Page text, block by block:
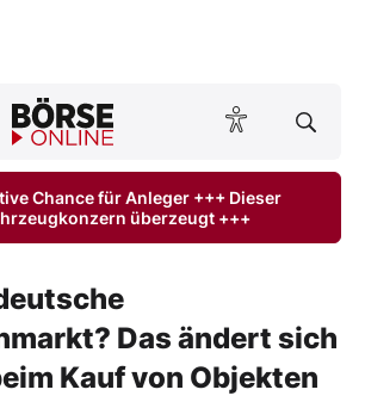
Chance für Anleger +++ Dieser
überzeugt +++
Das ändert sich
Kauf von Objekten